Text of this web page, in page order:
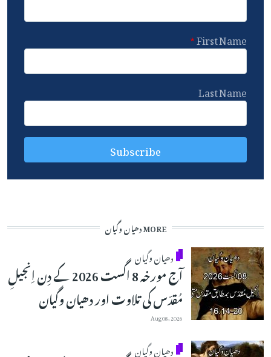
First Name
Last Name
MORE دھیان وگیان
دھیان وگیان
آج مورخہ 8 اگست 2026 کے دِن اِنجیلِ
مُقدّس کی تلاوت اور دھیان وگیان
Aug 08, 2026
دھیان وگیان